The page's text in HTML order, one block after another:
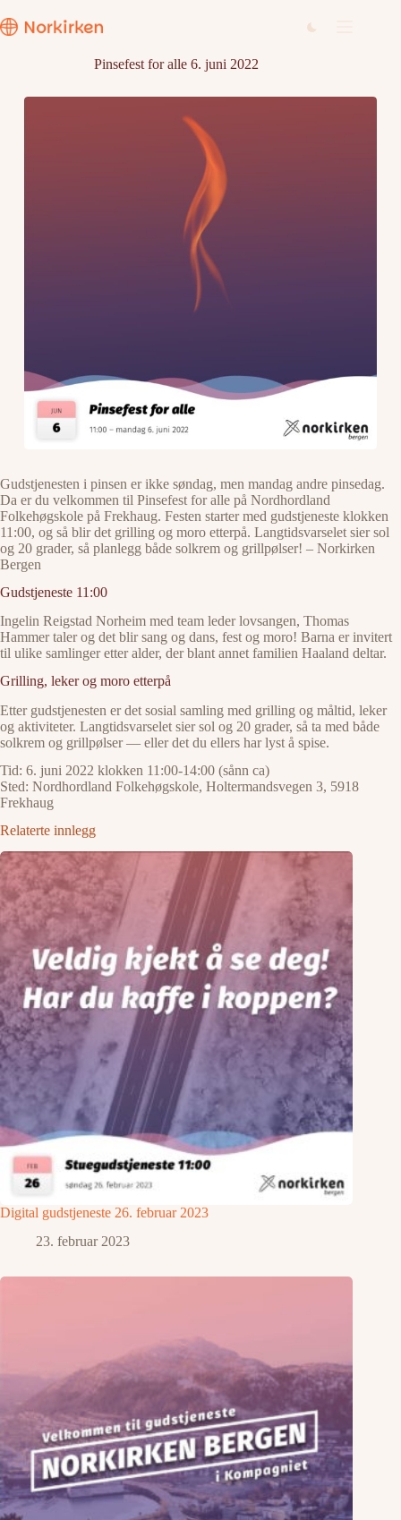
til
innholdet
Pinsefest for alle 6. juni 2022
Gudstjenesten i pinsen er ikke søndag, men mandag andre pinsedag.
Da er du velkommen til Pinsefest for alle på Nordhordland
Folkehøgskole på Frekhaug. Festen starter med gudstjeneste klokken
11:00, og så blir det grilling og moro etterpå. Langtidsvarselet sier sol
og 20 grader, så planlegg både solkrem og grillpølser! – Norkirken
Bergen
Gudstjeneste 11:00
Ingelin Reigstad Norheim med team leder lovsangen, Thomas
Hammer taler og det blir sang og dans, fest og moro! Barna er invitert
til ulike samlinger etter alder, der blant annet familien Haaland deltar.
Grilling, leker og moro etterpå
Etter gudstjenesten er det sosial samling med grilling og måltid, leker
og aktiviteter. Langtidsvarselet sier sol og 20 grader, så ta med både
solkrem og grillpølser — eller det du ellers har lyst å spise.
Tid: 6. juni 2022 klokken 11:00-14:00 (sånn ca)
Sted: Nordhordland Folkehøgskole, Holtermandsvegen 3, 5918
Frekhaug
Relaterte innlegg
Digital gudstjeneste 26. februar 2023
23. februar 2023